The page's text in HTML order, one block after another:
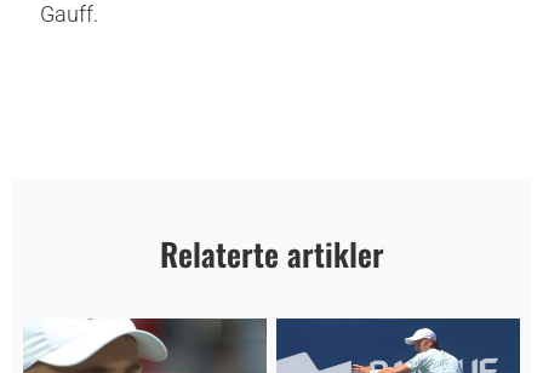
Gauff.
Relaterte artikler